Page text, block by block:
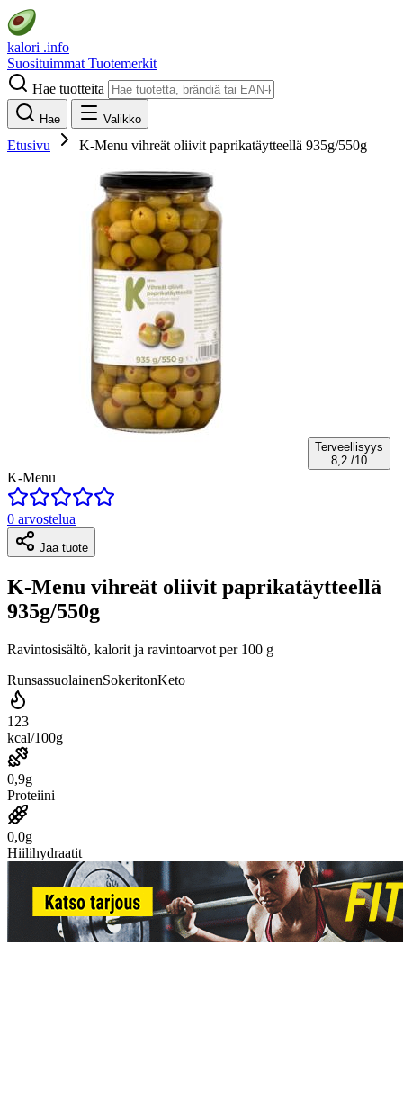
kalori .info
Suosituimmat Tuotemerkit
Hae tuotteita
Hae Valikko
Etusivu K-Menu vihreät oliivit paprikatäytteellä 935g/550g
Terveellisyys
8,2 /10
K-Menu
0 arvostelua
Jaa tuote
K-Menu vihreät oliivit paprikatäytteellä
935g/550g
Ravintosisältö, kalorit ja ravintoarvot per 100 g
RunsassuolainenSokeritonKeto
123
kcal/100g
0,9g
Proteiini
0,0g
Hiilihydraatit